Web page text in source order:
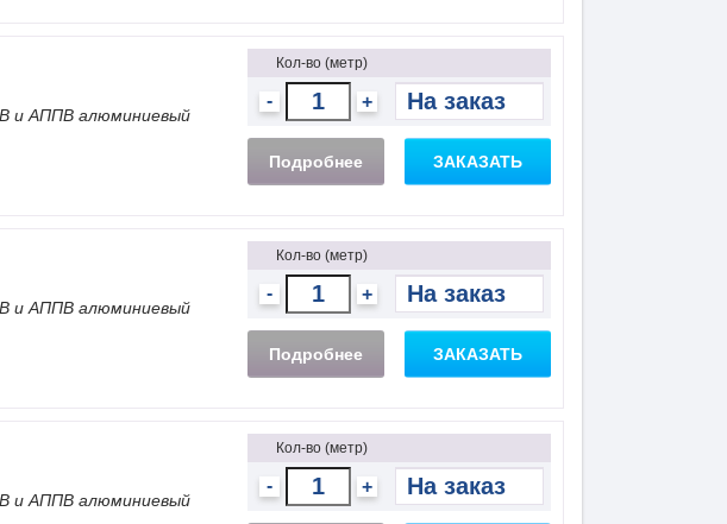
и АППВ алюминиевый
Кол-во (метр)
- +
Подробнее ЗАКАЗАТЬ
и АППВ алюминиевый
Кол-во (метр)
- +
Подробнее ЗАКАЗАТЬ
и АППВ алюминиевый
Кол-во (метр)
- +